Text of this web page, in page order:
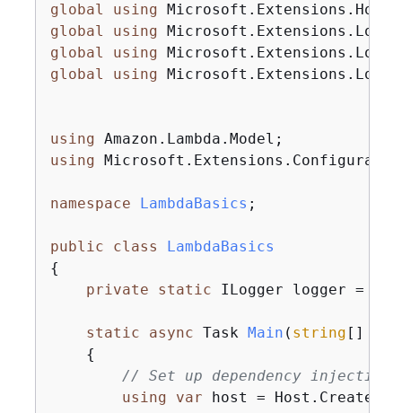
global
using
global
using
global
using
global
using
using
using
namespace LambdaBasics ;
public class
LambdaBasics
{
private
static ILogger logger =
static async Task Main ( string []
{
// Set up dependency injection
using
var host =